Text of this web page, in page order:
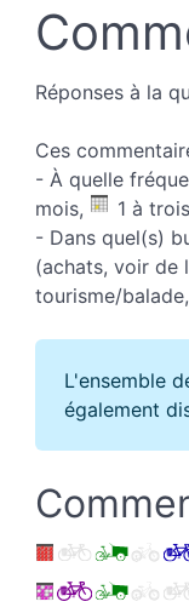
Réponses à la
Ces
- À quelle
mois,
1 à
- Dans quel(s)
(achats, voir de
tourisme/balade,
L'ensemble
également